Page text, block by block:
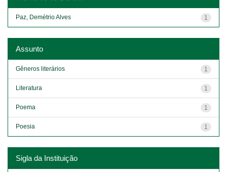
1
Paz, Demétrio Alves
Assunto
1
Gêneros literários
1
Literatura
1
Poema
1
Poesia
Sigla da Instituição